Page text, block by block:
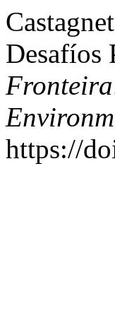
Desafíos
https://